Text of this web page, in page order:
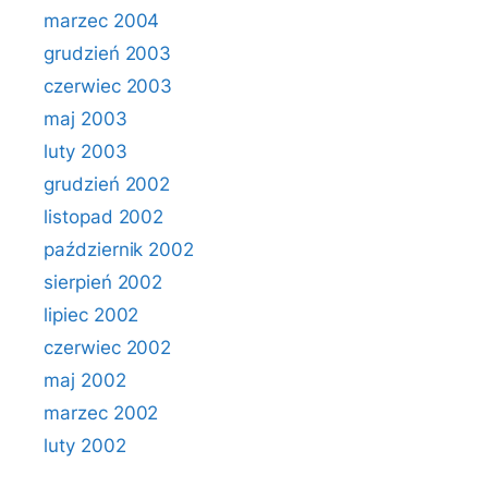
marzec 2004
grudzień 2003
czerwiec 2003
maj 2003
luty 2003
grudzień 2002
listopad 2002
październik 2002
sierpień 2002
lipiec 2002
czerwiec 2002
maj 2002
marzec 2002
luty 2002